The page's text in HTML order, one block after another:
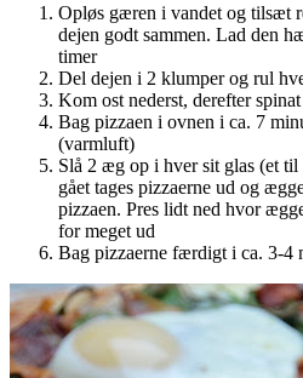
Opløs gæren i vandet og tilsæt
dejen godt sammen. Lad den
timer
Del dejen i 2 klumper og rul
Kom ost nederst, derefter
Bag pizzaen i ovnen i ca. 7
(varmluft)
Slå 2 æg op i hver sit glas (et
gået tages pizzaerne ud og
pizzaen. Pres lidt ned hvor
for meget ud
Bag pizzaerne færdigt i ca. 3-4